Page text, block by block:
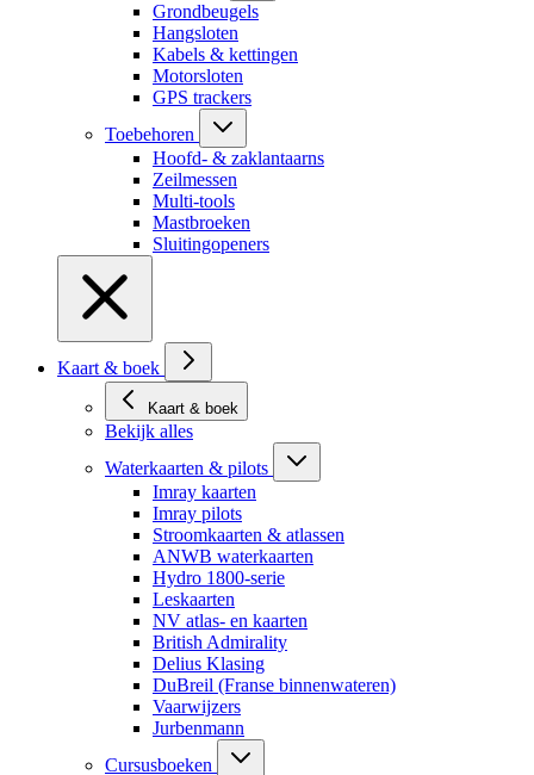
Grondbeugels
Hangsloten
Kabels & kettingen
Motorsloten
GPS trackers
Toebehoren
Hoofd- & zaklantaarns
Zeilmessen
Multi-tools
Mastbroeken
Sluitingopeners
Kaart & boek
Kaart & boek
Bekijk alles
Waterkaarten & pilots
Imray kaarten
Imray pilots
Stroomkaarten & atlassen
ANWB waterkaarten
Hydro 1800-serie
Leskaarten
NV atlas- en kaarten
British Admirality
Delius Klasing
DuBreil (Franse binnenwateren)
Vaarwijzers
Jurbenmann
Cursusboeken